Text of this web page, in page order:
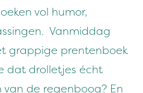
vol humor,
Vanmiddag
grappige prentenboek
dat drolletjes écht
de regenboog? En